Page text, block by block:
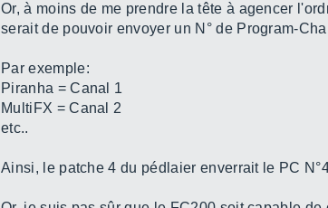
Or, à moins de me prendre la tête à agencer
serait de pouvoir envoyer un N° de Program-
Par exemple:
Piranha = Canal 1
MultiFX = Canal 2
etc..
Ainsi, le patche 4 du pédlaier enverrait le PC